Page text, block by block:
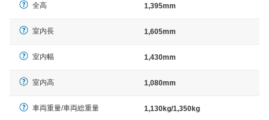
全高 1,395mm
室内長 1,605mm
室内幅 1,430mm
室内高 1,080mm
車両重量/車両総重量 1,130kg/1,350kg